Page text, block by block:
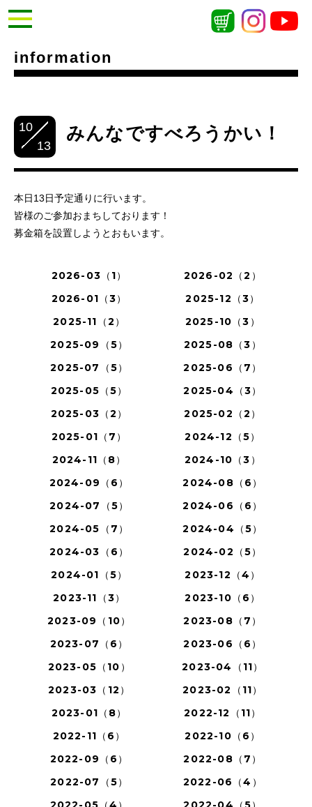
information
10
13
みんなですべろうかい！
本日13日予定通りに行います。
皆様のご参加おまちしております！
募金箱を設置しようとおもいます。
2026-03（1）
2026-02（2）
2026-01（3）
2025-12（3）
2025-11（2）
2025-10（3）
2025-09（5）
2025-08（3）
2025-07（5）
2025-06（7）
2025-05（5）
2025-04（3）
2025-03（2）
2025-02（2）
2025-01（7）
2024-12（5）
2024-11（8）
2024-10（3）
2024-09（6）
2024-08（6）
2024-07（5）
2024-06（6）
2024-05（7）
2024-04（5）
2024-03（6）
2024-02（5）
2024-01（5）
2023-12（4）
2023-11（3）
2023-10（6）
2023-09（10）
2023-08（7）
2023-07（6）
2023-06（6）
2023-05（10）
2023-04（11）
2023-03（12）
2023-02（11）
2023-01（8）
2022-12（11）
2022-11（6）
2022-10（6）
2022-09（6）
2022-08（7）
2022-07（5）
2022-06（4）